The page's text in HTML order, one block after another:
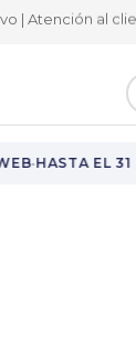
| Atención al
Vuelta
·HASTA EL 31